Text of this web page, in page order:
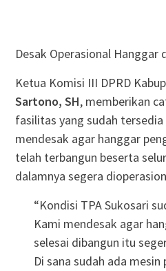
Desak Operasional Hanggar
Ketua Komisi III DPRD
Sartono, SH, memberikan
fasilitas yang sudah tersedia
mendesak agar hanggar
telah terbangun beserta
dalamnya segera
“Kondisi TPA Sukosari
Kami mendesak agar
selesai dibangun itu
Di sana sudah ada mesin